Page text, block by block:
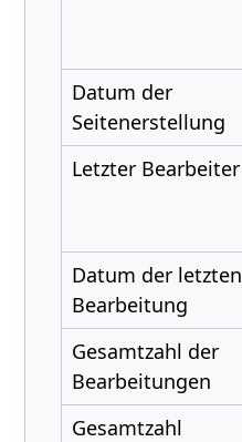
Datum der
Seitenerstellung
Letzter Bearbeiter
Datum der letzten
Bearbeitung
Gesamtzahl der
Bearbeitungen
Gesamtzahl